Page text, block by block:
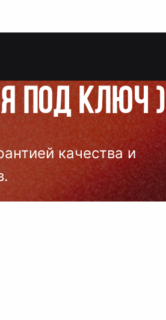
под ключ)
качества и